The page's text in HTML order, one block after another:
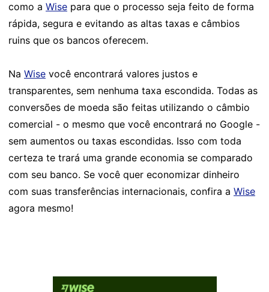
como a Wise para que o processo seja feito de forma
rápida, segura e evitando as altas taxas e câmbios
ruins que os bancos oferecem.
Na Wise você encontrará valores justos e
transparentes, sem nenhuma taxa escondida. Todas as
conversões de moeda são feitas utilizando o câmbio
comercial - o mesmo que você encontrará no Google -
sem aumentos ou taxas escondidas. Isso com toda
certeza te trará uma grande economia se comparado
com seu banco. Se você quer economizar dinheiro
com suas transferências internacionais, confira a Wise
agora mesmo!